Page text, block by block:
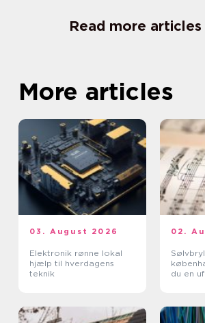
Read more articles
More articles
03. August 2026
Elektronik rønne lokal
hjælp til hverdagens
teknik
02.
københavn
du en